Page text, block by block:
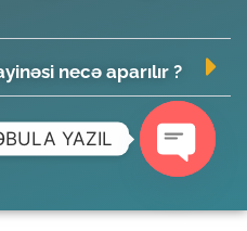
necə aparılır ?
YAZIL